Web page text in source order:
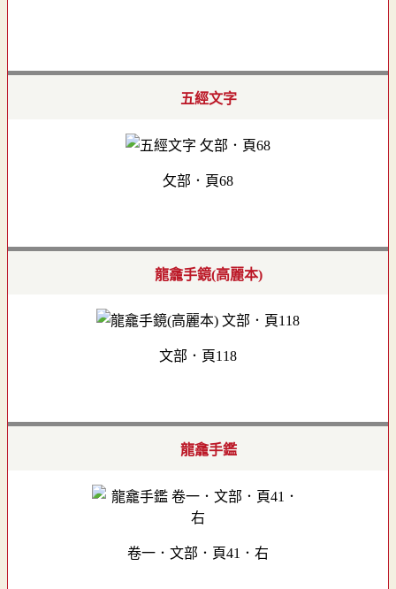
五經文字
攵部．頁68
龍龕手鏡(高麗本)
文部．頁118
龍龕手鑑
卷一．文部．頁41．右